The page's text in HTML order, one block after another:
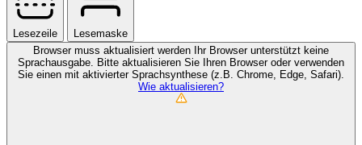
Lesezeile
Lesemaske
Browser muss aktualisiert werden Ihr Browser unterstützt keine
Sprachausgabe. Bitte aktualisieren Sie Ihren Browser oder verwenden
Sie einen mit aktivierter Sprachsynthese (z.B. Chrome, Edge, Safari).
Wie aktualisieren?